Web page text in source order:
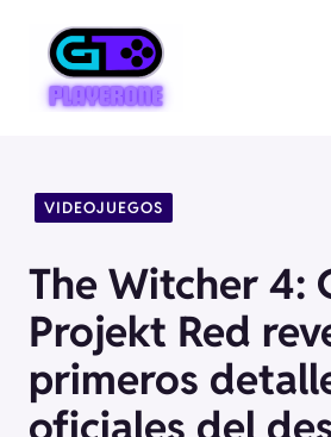
contenido
VIDEOJUEGOS
The Witcher 4:
Projekt Red
primeros